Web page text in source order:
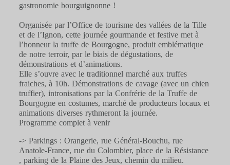
gastronomie bourguignonne !
Organisée par l’Office de tourisme des vallées de la Tille
et de l’Ignon, cette journée gourmande et festive met à
l’honneur la truffe de Bourgogne, produit emblématique
de notre terroir, par le biais de dégustations, de
démonstrations et d’animations.
Elle s’ouvre avec le traditionnel marché aux truffes
fraiches, à 10h. Démonstrations de cavage (avec un chien
truffier), intronisations par la Confrérie de la Truffe de
Bourgogne en costumes, marché de producteurs locaux et
animations diverses rythmeront la journée.
Programme complet à venir
-> Parkings : Orangerie, rue Général-Bouchu, rue
Anatole-France, rue du Colombier, place de la Résistance
, parking de la Plaine des Jeux, chemin du milieu.